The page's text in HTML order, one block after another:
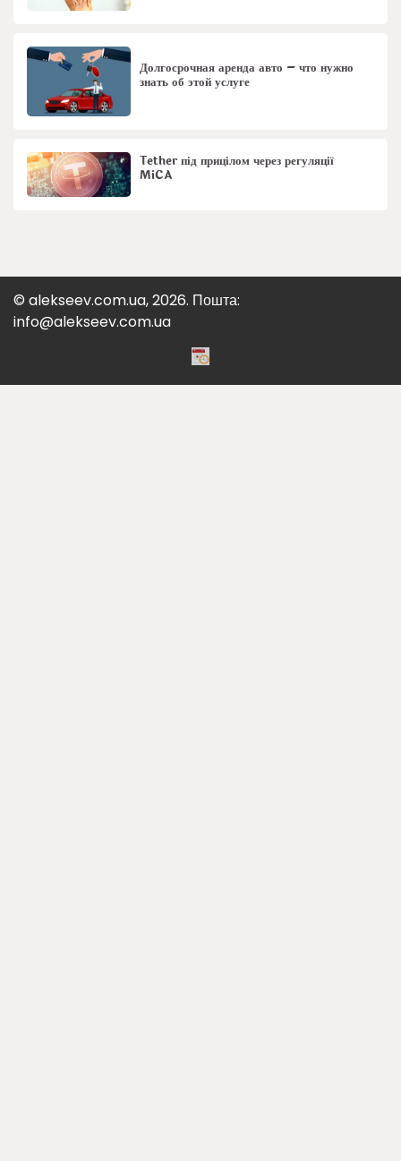
Долгосрочная аренда авто – что нужно
знать об этой услуге
Tether під прицілом через регуляції
MiCA
© alekseev.com.ua, 2026. Пошта:
info@alekseev.com.ua